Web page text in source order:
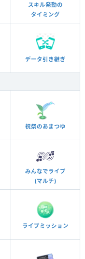
スキル発動の
タイミング
データ引き継ぎ
祝祭のあまつゆ
みんなでライブ
(マルチ)
ライブミッション